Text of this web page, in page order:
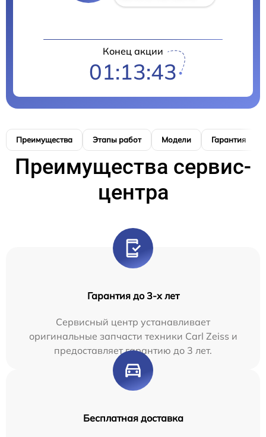
Конец акции
01:13:42
Преимущества Этапы работ Модели Гарантия
Преимущества сервис-
центра
Гарантия до 3-х лет
Сервисный центр устанавливает
оригинальные запчасти техники Carl Zeiss и
предоставляет гарантию до 3 лет.
Бесплатная доставка